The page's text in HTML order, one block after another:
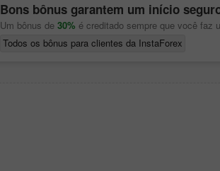
Bons bônus garantem um início
Um bônus de 30% é creditado sempre que você faz
Todos os bônus para clientes da InstaForex